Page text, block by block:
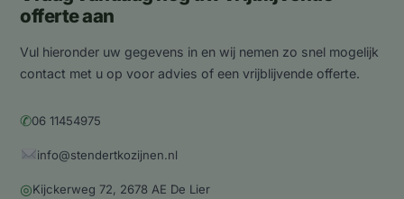
offerte aan
Vul hieronder uw gegevens in en wij nemen zo snel mogelijk
contact met u op voor advies of een vrijblijvende offerte.
✆06 11454975
info@stendertkozijnen.nl
◎Kijckerweg 72, 2678 AE De Lier